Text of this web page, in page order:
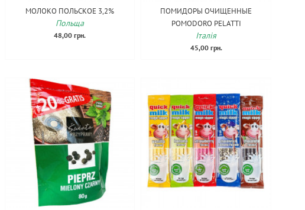
МОЛОКО ПОЛЬСКОЕ 3,2%
Польща
48,00 грн.
ПОМИДОРЫ ОЧИЩЕННЫЕ
POMODORO PELATTI
Італія
45,00 грн.